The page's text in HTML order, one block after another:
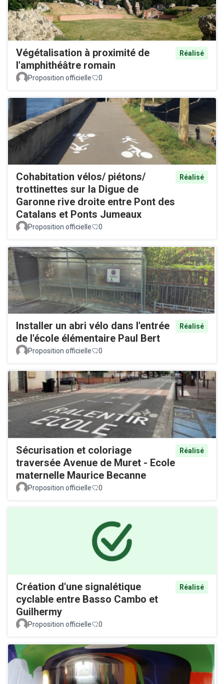
Végétalisation à proximité de
l'amphithéâtre romain
Réalisé
Proposition officielle 0
Cohabitation vélos/ piétons/
trottinettes sur la Digue de
Garonne rive droite entre Pont des
Catalans et Ponts Jumeaux
Réalisé
Proposition officielle 0
Installer un abri vélo dans l'entrée
de l'école élémentaire Paul Bert
Réalisé
Proposition officielle 0
Sécurisation et coloriage
traversée Avenue de Muret - Ecole
maternelle Maurice Becanne
Réalisé
Proposition officielle 0
Création d'une signalétique
cyclable entre Basso Cambo et
Guilhermy
Réalisé
Proposition officielle 0